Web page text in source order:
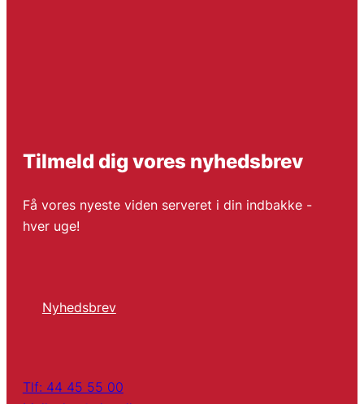
Tilmeld dig vores nyhedsbrev
Få vores nyeste viden serveret i din indbakke -
hver uge!
Nyhedsbrev
Tlf: 44 45 55 00